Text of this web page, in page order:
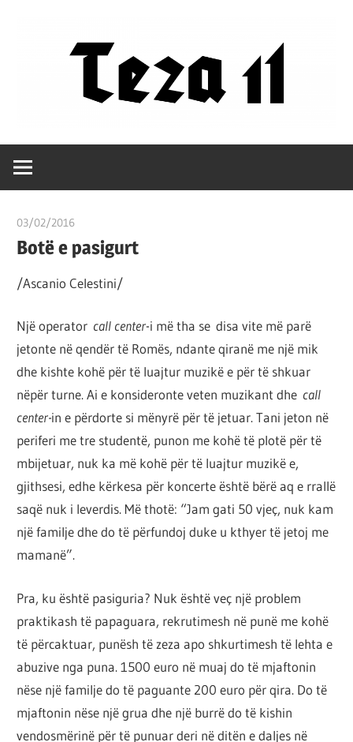
Teza
11
vetëm
shpjeguar
në
të
ndryshme
botën,
por
çështja
është
ta
shndërrosh
03/02/2016
Botë e pasigurt
/Ascanio Celestini/
Një operator call center-i më tha se disa vite më parë
jetonte në qendër të Romës, ndante qiranë me një mik
dhe kishte kohë për të luajtur muzikë e për të shkuar
nëpër turne. Ai e konsideronte veten muzikant dhe call
center-in e përdorte si mënyrë për të jetuar. Tani jeton në
periferi me tre studentë, punon me kohë të plotë për të
mbijetuar, nuk ka më kohë për të luajtur muzikë e,
gjithsesi, edhe kërkesa për koncerte është bërë aq e rrallë
saqë nuk i leverdis. Më thotë: “Jam gati 50 vjeç, nuk kam
një familje dhe do të përfundoj duke u kthyer të jetoj me
mamanë”.
Pra, ku është pasiguria? Nuk është veç një problem
praktikash të papaguara, rekrutimesh në punë me kohë
të përcaktuar, punësh të zeza apo shkurtimesh të lehta e
abuzive nga puna. 1500 euro në muaj do të mjaftonin
nëse një familje do të paguante 200 euro për qira. Do të
mjaftonin nëse një grua dhe një burrë do të kishin
vendosmërinë për të punuar deri në ditën e daljes në